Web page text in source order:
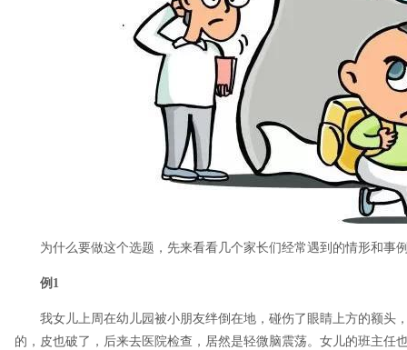
为什么要做这个选题，先来看看几个家长们经常遇到的情形和事
例1
我女儿上周在幼儿园被小朋友绊倒在地，碰伤了眼睛上方的额头
的，皮也破了，后来去医院检查，居然是轻微脑震荡。女儿的班主任